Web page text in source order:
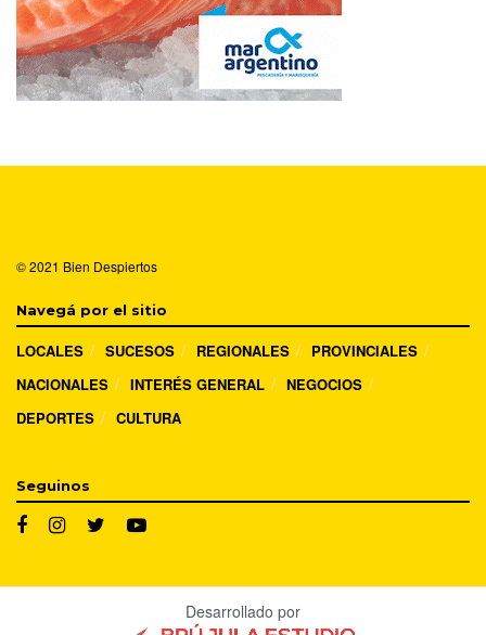
© 2021 Bien Despiertos
Navegá por el sitio
LOCALES SUCESOS REGIONALES
PROVINCIALES
NACIONALES
INTERÉS GENERAL
NEGOCIOS
DEPORTES
CULTURA
Seguinos
Desarrollado por